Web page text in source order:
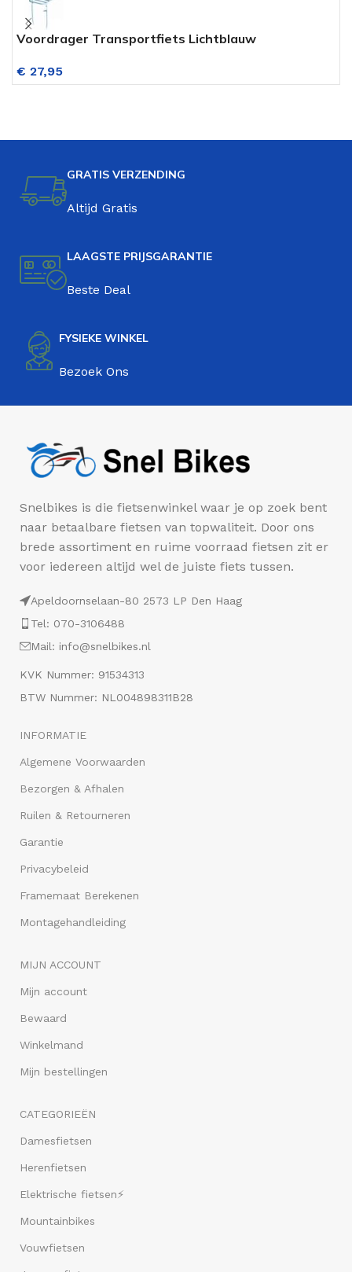
Voordrager Transportfiets Lichtblauw
€ 27,95
GRATIS VERZENDING
Altijd Gratis
LAAGSTE PRIJSGARANTIE
Beste Deal
FYSIEKE WINKEL
Bezoek Ons
Snelbikes is die fietsenwinkel waar je op zoek bent
naar betaalbare fietsen van topwaliteit. Door ons
brede assortiment en ruime voorraad fietsen zit er
voor iedereen altijd wel de juiste fiets tussen.
Apeldoornselaan-80 2573 LP Den Haag
Tel: 070-3106488
Mail: info@snelbikes.nl
KVK Nummer: 91534313
BTW Nummer: NL004898311B28
INFORMATIE
Algemene Voorwaarden
Bezorgen & Afhalen
Ruilen & Retourneren
Garantie
Privacybeleid
Framemaat Berekenen
Montagehandleiding
MIJN ACCOUNT
Mijn account
Bewaard
Winkelmand
Mijn bestellingen
CATEGORIEËN
Damesfietsen
Herenfietsen
Elektrische fietsen⚡
Mountainbikes
Vouwfietsen